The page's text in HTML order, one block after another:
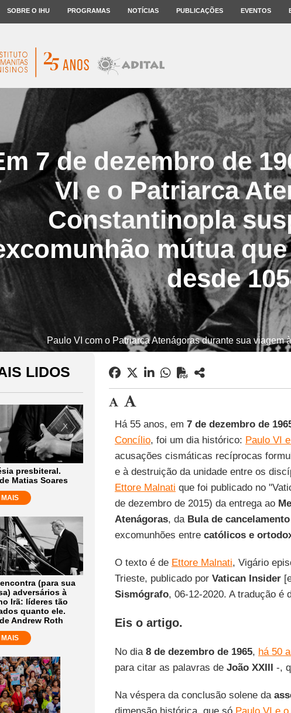
SOBRE O IHU PROGRAMAS NOTÍCIAS PUBLICAÇÕES EVENTOS
7 de dezembro de
VI e o Patriarca
Constantinopla
mútua
desde
Paulo VI com o Patriarca Atenágoras durante sua viagem
LIDOS
presbiteral.
Matias Soares
MAIS
(para sua
adversários à
Irã: líderes tão
quanto ele.
Andrew Roth
MAIS
Há 55 anos, em 7 de dezembro de
Concílio, foi um dia histórico: Paulo VI
acusações cismáticas recíprocas
e à destruição da unidade entre os
Ettore Malnati que foi publicado no
de dezembro de 2015) da entrega ao
Atenágoras, da Bula de
excomunhões entre católicos e
O texto é de Ettore Malnati, Vigário
Trieste, publicado por Vatican Insider
Sismógrafo, 06-12-2020. A tradução é
Eis o artigo.
No dia 8 de dezembro de 1965, há 50
para citar as palavras deJoão XXIII -,
Na véspera da conclusão solene da